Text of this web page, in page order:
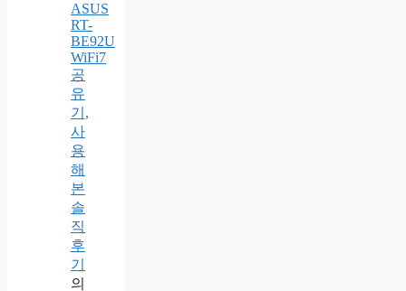
ASUS
RT-
BE92U
WiFi7
공
유
기,
사
용
해
본
솔
직
후
기
의